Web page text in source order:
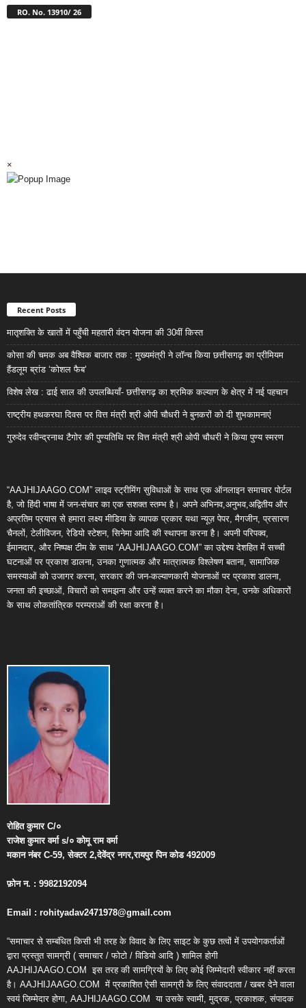
RO. No. 13910/ 26
×
Recent Posts
मातृशक्ति के खातों में पहुँची महतारी वंदन योजना की 30वीं किस्त
कोसा की चमक अब वैश्विक बाजार तक : मुख्यमंत्री ने लॉन्च किया छत्तीसगढ़ का प्रीमियम
हैंडलूम ब्रांड ‘कोशल फैब’
विशेष लेख : ढाई साल की उपलब्धियाँ- छत्तीसगढ़ का श्रमिक कल्याण के क्षेत्र में नई पहचान
राष्ट्रीय हथकरघा दिवस पर वित्त मंत्री श्री ओपी चौधरी ने बुनकरों को दी शुभकामनाएं
गुरुदेव रवीन्द्रनाथ टैगोर की पुण्यतिथि पर वित्त मंत्री श्री ओपी चौधरी ने किया पुण्य स्मरण
“AAJHIJAAGO.COM” लाइव स्ट्रीमिंग सुविधाओं के साथ एक ऑनलाइन समाचार पोर्टल
है, जो हिंदी भाषा में जन-संचार का एक सशक्त स्तम्भ है। अपने अभिनव,अनुभव,अद्वितीय और
अप्रतिम प्रयास से हमारा लक्ष्य मीडिया के व्यापक प्रकार यथा न्यूज़ पेपर, मैगजीन, प्रसारण
चैनलों, टेलीविजन, रेडियो स्टेशन, सिनेमा आदि की स्थापना करना है। अपनी परिपक्व,
ईमानदार, और निष्पक्ष टीम के साथ “AAJHIJAAGO.COM” का उद्देश्य देशहित में सच्ची
घटनाओं पर प्रकाश डालना, उनका गुणात्मक और मात्रात्मक विश्लेषण बताना, सामाजिक
समस्याओं को उजागर करना, सरकार की जन-कल्याणकारी योजनाओं पर प्रकाश डालना,
जनता की इच्छाओं, विचारों को समझना और उन्हें व्यक्त करने का मौका देना, उनके अधिकारों
के साथ लोकतांत्रिक परम्पराओं की रक्षा करना है।
रोहित कुमारC/०
राजेश कुमार वर्माs/० कोमू राम वर्मा
मकान नंबरC-59,सेक्टर2,देवेंद्र नगर,रायपुर पिन कोड492009
फ़ोन न. : 9982192094
Email : rohityadav2471978@gmail.com
“समाचार से सम्बंधित किसी भी तरह के विवाद के लिए साइट के कुछ तत्वों में उपयोगकर्ताओं
द्वारा प्रस्तुत सामग्री ( समाचार / फोटो / विडियो आदि ) शामिल होगी
AAJHIJAAGO.COM इस तरह की सामग्रियों के लिए कोई जिम्मेदारी स्वीकार नहीं करता
है। AAJHIJAAGO.COM में प्रकाशित ऐसी सामग्री के लिए संवाददाता / खबर देने वाला
स्वयं जिम्मेदार होगा, AAJHIJAAGO.COM या उसके स्वामी, मुद्रक, प्रकाशक, संपादक